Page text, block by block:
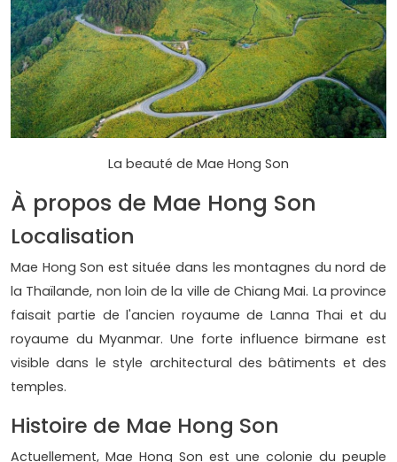
La beauté de Mae Hong Son
À propos de Mae Hong Son
Localisation
Mae Hong Son est située dans les montagnes du nord de
la Thaïlande, non loin de la ville de Chiang Mai. La province
faisait partie de l'ancien royaume de Lanna Thai et du
royaume du Myanmar. Une forte influence birmane est
visible dans le style architectural des bâtiments et des
temples.
Histoire de Mae Hong Son
Actuellement, Mae Hong Son est une colonie du peuple